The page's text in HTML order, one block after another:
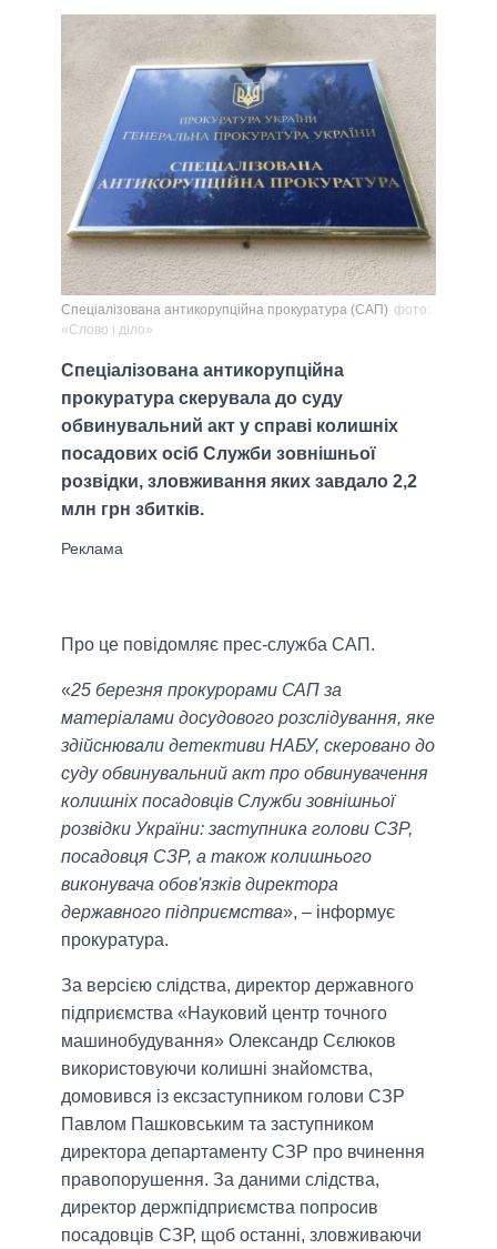
Спеціалізована антикорупційна прокуратура (САП) фото:
«Слово і діло»
Спеціалізована антикорупційна
прокуратура скерувала до суду
обвинувальний акт у справі колишніх
посадових осіб Служби зовнішньої
розвідки, зловживання яких завдало 2,2
млн грн збитків.
Про це повідомляє прес-служба САП.
«25 березня прокурорами САП за
матеріалами досудового розслідування, яке
здійснювали детективи НАБУ, скеровано до
суду обвинувальний акт про обвинувачення
колишніх посадовців Служби зовнішньої
розвідки України: заступника голови СЗР,
посадовця СЗР, а також колишнього
виконувача обов'язків директора
державного підприємства», – інформує
прокуратура.
За версією слідства, директор державного
підприємства «Науковий центр точного
машинобудування» Олександр Сєлюков
використовуючи колишні знайомства,
домовився із ексзаступником голови СЗР
Павлом Пашковським та заступником
директора департаменту СЗР про вчинення
правопорушення. За даними слідства,
директор держпідприємства попросив
посадовців СЗР, щоб останні, зловживаючи